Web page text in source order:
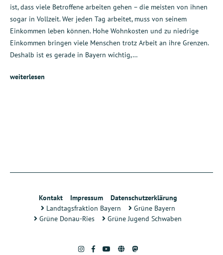
ist, dass viele Betroffene arbeiten gehen – die meisten von ihnen
sogar in Vollzeit. Wer jeden Tag arbeitet, muss von seinem
Einkommen leben können. Hohe Wohnkosten und zu niedrige
Einkommen bringen viele Menschen trotz Arbeit an ihre Grenzen.
Deshalb ist es gerade in Bayern wichtig,…
weiterlesen
Kontakt Impressum
Datenschutzerklärung
Landtagsfraktion Bayern
Grüne Bayern
Grüne Donau-Ries
Grüne Jugend Schwaben